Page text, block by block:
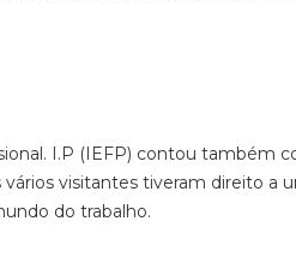
I.P (IEFP) contou também
vários visitantes tiveram direito a
do trabalho.